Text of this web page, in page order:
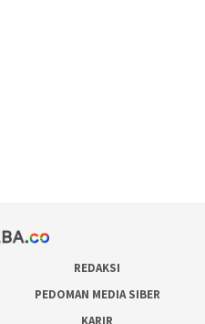
REDAKSI
PEDOMAN MEDIA SIBER